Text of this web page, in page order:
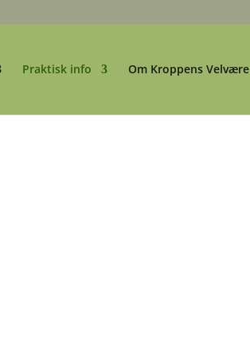
Praktisk info Om Kroppens Velvære